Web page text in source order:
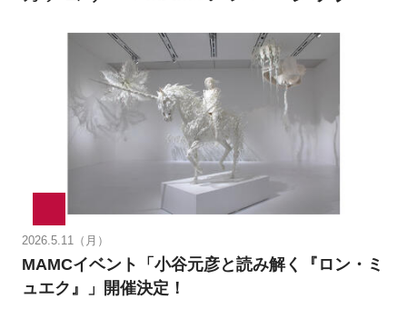
2026.5.11（月）
MAMCイベント「小谷元彦と読み解く『ロン・ミ
ュエク』」開催決定！